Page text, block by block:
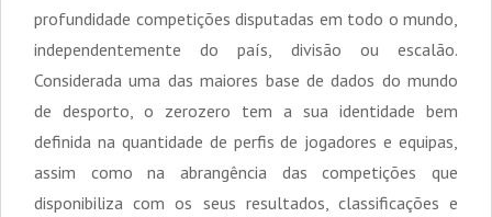
profundidade competições disputadas em todo o mundo,
independentemente do país, divisão ou escalão.
Considerada uma das maiores base de dados do mundo
de desporto, o zerozero tem a sua identidade bem
definida na quantidade de perfis de jogadores e equipas,
assim como na abrangência das competições que
disponibiliza com os seus resultados, classificações e